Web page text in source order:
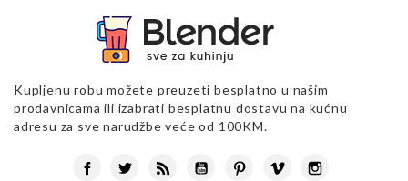
Kupljenu robu možete preuzeti besplatno u našim
prodavnicama ili izabrati besplatnu dostavu na kućnu
adresu za sve narudžbe veće od 100KM.
FacebookTwitter Rss YouTubePinterest
Vimeo